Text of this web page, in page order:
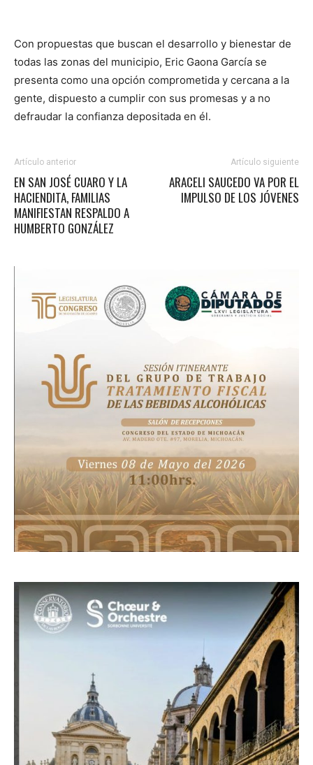
Con propuestas que buscan el desarrollo y bienestar de
todas las zonas del municipio, Eric Gaona García se
presenta como una opción comprometida y cercana a la
gente, dispuesto a cumplir con sus promesas y a no
defraudar la confianza depositada en él.
Artículo anterior
EN SAN JOSÉ CUARO Y LA
HACIENDITA, FAMILIAS
MANIFIESTAN RESPALDO A
HUMBERTO GONZÁLEZ
Artículo siguiente
ARACELI SAUCEDO VA POR EL
IMPULSO DE LOS JÓVENES